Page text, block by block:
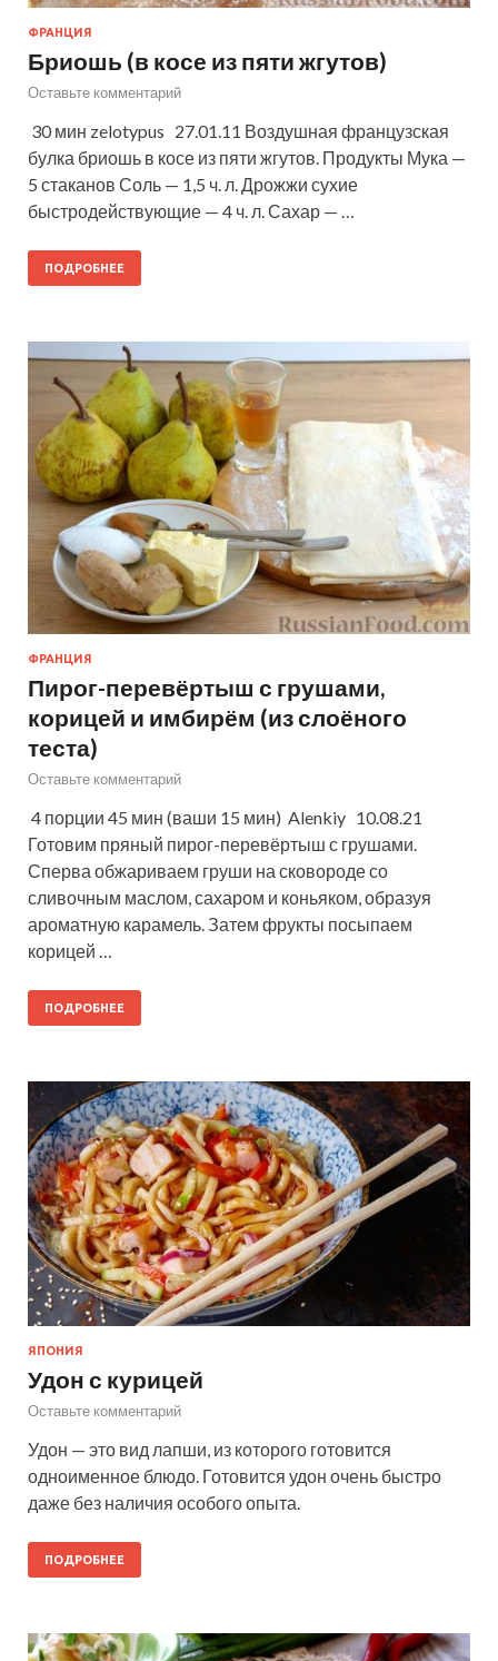
ФРАНЦИЯ
Бриошь (в косе из пяти жгутов)
Оставьте комментарий
30 мин zelotypus 27.01.11 Воздушная французская
булка бриошь в косе из пяти жгутов. Продукты Мука —
5 стаканов Соль — 1,5 ч. л. Дрожжи сухие
быстродействующие — 4 ч. л. Сахар — …
ПОДРОБНЕЕ
ФРАНЦИЯ
Пирог-перевёртыш с грушами,
корицей и имбирём (из слоёного
теста)
Оставьте комментарий
4 порции 45 мин (ваши 15 мин) Alenkiy 10.08.21
Готовим пряный пирог-перевёртыш с грушами.
Сперва обжариваем груши на сковороде со
сливочным маслом, сахаром и коньяком, образуя
ароматную карамель. Затем фрукты посыпаем
корицей …
ПОДРОБНЕЕ
ЯПОНИЯ
Удон с курицей
Оставьте комментарий
Удон — это вид лапши, из которого готовится
одноименное блюдо. Готовится удон очень быстро
даже без наличия особого опыта.
ПОДРОБНЕЕ